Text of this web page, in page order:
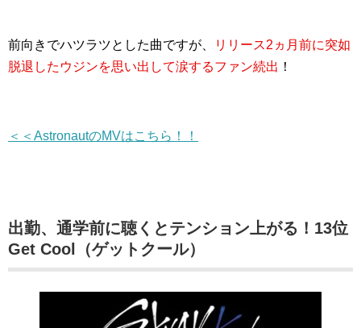
前向きでハツラツとした曲ですが、
リリース2ヵ月前に突如
脱退したウジンを思い出して涙するファン続出 ！
＜＜AstronautのMVはこちら！！
出勤、通学前に聴くとテンション上がる！13位
Get Cool（ゲットクール）